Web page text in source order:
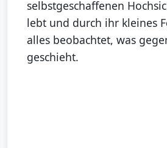
selbstgeschaffenen
lebt und durch ihr kleines
alles beobachtet, was
geschieht.